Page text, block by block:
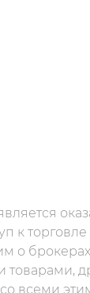
к
о
всеми